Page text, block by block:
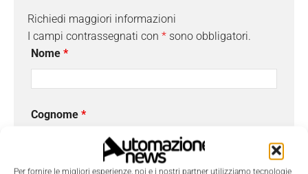
Per fornire le migliori esperienze, noi e i nostri partner utilizziamo tecnologie
Richiedi maggiori informazioni
I campi contrassegnati con * sono obbligatori.
Nome *
Cognome *